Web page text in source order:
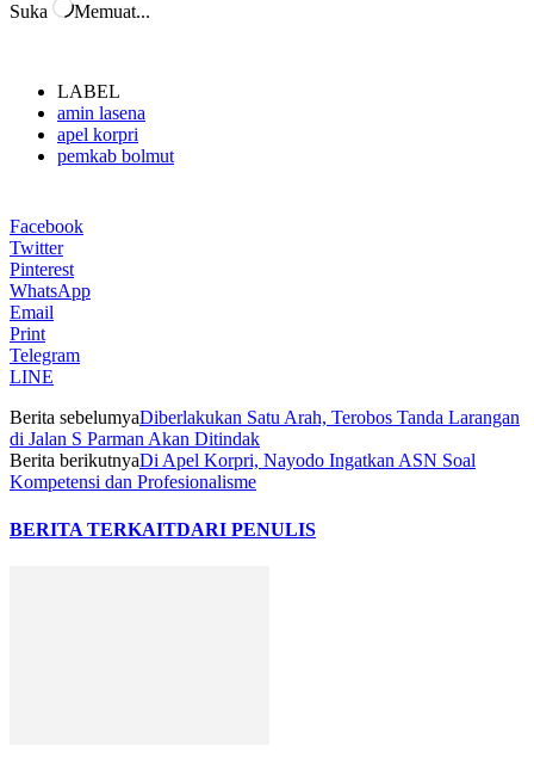
Suka Memuat...
LABEL
amin lasena
apel korpri
pemkab bolmut
Facebook
Twitter
Pinterest
WhatsApp
Email
Print
Telegram
LINE
Berita sebelumyaDiberlakukan Satu Arah, Terobos Tanda Larangan
di Jalan S Parman Akan Ditindak
Berita berikutnyaDi Apel Korpri, Nayodo Ingatkan ASN Soal
Kompetensi dan Profesionalisme
BERITA TERKAITDARI PENULIS